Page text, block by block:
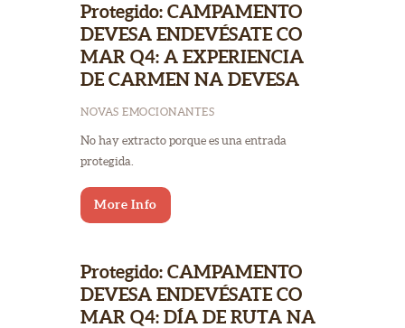
Protegido: CAMPAMENTO
DEVESA ENDEVÉSATE CO
MAR Q4: A EXPERIENCIA
DE CARMEN NA DEVESA
NOVAS EMOCIONANTES
No hay extracto porque es una entrada
protegida.
More Info
Protegido: CAMPAMENTO
DEVESA ENDEVÉSATE CO
MAR Q4: DÍA DE RUTA NA